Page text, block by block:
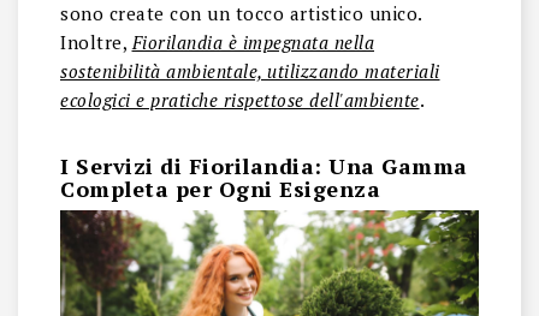
sono create con un tocco artistico unico.
Inoltre,Fiorilandia è impegnata nella
sostenibilità ambientale, utilizzando materiali
ecologici e pratiche rispettose dell'ambiente.
I Servizi di Fiorilandia: Una Gamma
Completa per Ogni Esigenza